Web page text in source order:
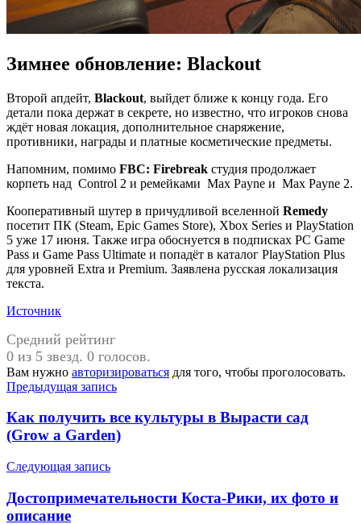
Зимнее обновление: Blackout
Второй апдейт, Blackout, выйдет ближе к концу года. Его
детали пока держат в секрете, но известно, что игроков снова
ждёт новая локация, дополнительное снаряжение,
противники, награды и платные косметические предметы.
Напомним, помимо FBC: Firebreak студия продолжает
корпеть над Control 2 и ремейками Max Payne и Max Payne 2.
Кооперативный шутер в причудливой вселенной Remedy
посетит ПК (Steam, Epic Games Store), Xbox Series и PlayStation
5 уже 17 июня. Также игра обоснуется в подписках PC Game
Pass и Game Pass Ultimate и попадёт в каталог PlayStation Plus
для уровней Extra и Premium. Заявлена русская локализация
текста.
Источник
Средний рейтинг
0 из 5 звезд. 0 голосов.
Вам нужно авторизироваться для того, чтобы проголосовать.
Навигация
по
записям
Предыдущая запись
Как получить все культуры в Вырасти сад
(Grow a Garden)
Следующая запись
Достопримечательности Коста-Рики, их фото и
описание